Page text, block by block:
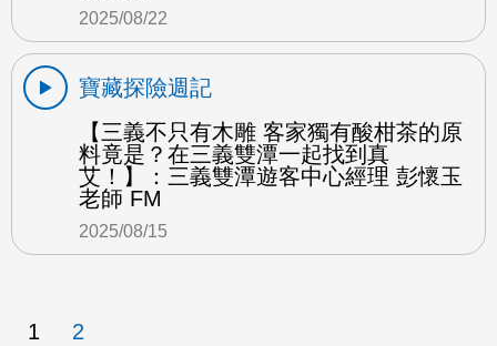
2025/08/22
寶藏探險週記
【三義不只有木雕 客家獨有酸柑茶的原
料竟是？在三義雙潭一起找到真
艾！】：三義雙潭遊客中心經理 彭懷玉
老師 FM
2025/08/15
1 2